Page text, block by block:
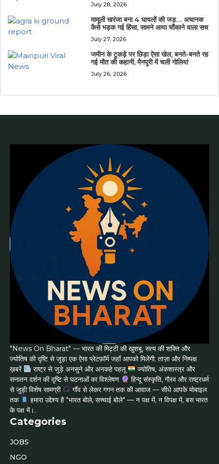
July 28, 2026
मामूली खरंजा बना 4 घायलों की जड़… अचानक
कैसे भड़क गई हिंसा, सामने आया चौंकाने वाला सच
July 27, 2026
जमीन के टुकड़े पर छिड़ा ऐसा खेल, बनते-बनते रह
गई मौत की कहानी, मैनपुरी में चली गोलियां
July 26, 2026
"News On Bharat" — भारत की मिट्टी की खुशबू, सत्य की शक्ति और
ज्योतिष की दृष्टि से जुड़ा एक ऐसा प्लेटफ़ॉर्म जहाँ आपको मिलेंगी: ताज़ा और निष्पक्ष
ख़बरें
राष्ट्र से जुड़े अनसुने और अनकहे पहलू
ज्योतिष, अंकशास्त्र और
सनातन दर्शन की दृष्टि से घटनाओं का विश्लेषण
हिन्दू संस्कृति, गौरव और राष्ट्रधर्म
से जुड़ी विशेष सामग्री
गाँव से लेकर गगन तक की आवाज — सीधे आपके मोबाइल
तक
हमारा उद्देश्य है "भारत बोले, सच्चाई बोले" — न पक्ष में, न विपक्ष में, बस भारत
के पक्ष में।.
Categories
JOBS
NGO